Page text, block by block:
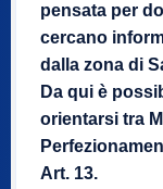
pensata per
cercano
dalla zona di
Da qui è
orientarsi tra
Art. 13.